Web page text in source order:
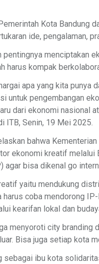
Kota Bandung
ide, pengalaman,
pentingnya menciptakan
harus kompak
apa yang kita punya
untuk pengembangan
dari ekonomi nasional
ITB, Senin, 19 Mei 2025.
bahwa
ekonomi kreatif melalui
bisa dikenal go
yaitu mendukung
harus coba mendorong
kearifan lokal dan
menyoroti city branding
Bisa juga setiap kota
sebagai ibu kota